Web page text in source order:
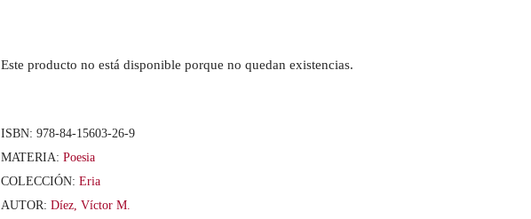
5
Este producto no está disponible porque no quedan existencias.
ISBN:978-84-15603-26-9
MATERIA:Poesia
COLECCIÓN:Eria
AUTOR:Díez, Víctor M.